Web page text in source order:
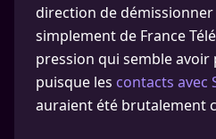
direction de
simplement de France
pression qui semble
puisque les contacts avec
auraient été brutalement